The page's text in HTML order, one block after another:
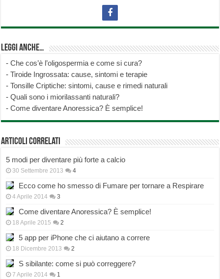
Leggi anche…
-Che cos’è l’oligospermia e come si cura?
-Tiroide Ingrossata: cause, sintomi e terapie
-Tonsille Criptiche: sintomi, cause e rimedi naturali
-Quali sono i miorilassanti naturali?
-Come diventare Anoressica? È semplice!
Articoli correlati
5 modi per diventare più forte a calcio
30 Settembre 2013 4
Ecco come ho smesso di Fumare per tornare a Respirare
4 Aprile 2014 3
Come diventare Anoressica? È semplice!
18 Aprile 2015 2
5 app per iPhone che ci aiutano a correre
18 Dicembre 2013 2
S sibilante: come si può correggere?
7 Aprile 2014 1